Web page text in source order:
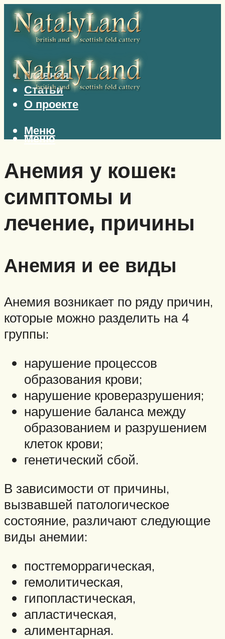
Главная
Статьи
О проекте
Меню
Меню
Анемия у кошек:
симптомы и
лечение, причины
Анемия и ее виды
Анемия возникает по ряду причин,
которые можно разделить на 4
группы:
нарушение процессов
образования крови;
нарушение кроверазрушения;
нарушение баланса между
образованием и разрушением
клеток крови;
генетический сбой.
В зависимости от причины,
вызвавшей патологическое
состояние, различают следующие
виды анемии:
постгеморрагическая,
гемолитическая,
гипопластическая,
апластическая,
алиментарная.